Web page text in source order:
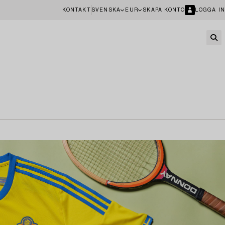
KONTAKT SVENSKA EUR SKAPA KONTO LOGGA IN